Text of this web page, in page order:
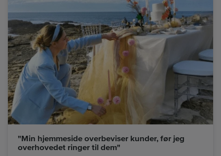
"Min hjemmeside overbeviser kunder, før jeg
overhovedet ringer til dem"